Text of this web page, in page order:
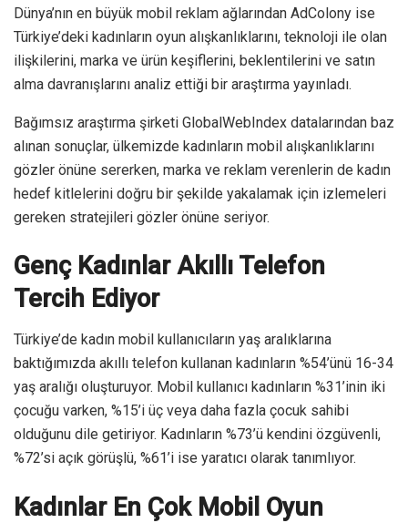
Dünya’nın en büyük mobil reklam ağlarından AdColony ise
Türkiye’deki kadınların oyun alışkanlıklarını, teknoloji ile olan
ilişkilerini, marka ve ürün keşiflerini, beklentilerini ve satın
alma davranışlarını analiz ettiği bir araştırma yayınladı.
Bağımsız araştırma şirketi GlobalWebIndex datalarından baz
alınan sonuçlar, ülkemizde kadınların mobil alışkanlıklarını
gözler önüne sererken, marka ve reklam verenlerin de kadın
hedef kitlelerini doğru bir şekilde yakalamak için izlemeleri
gereken stratejileri gözler önüne seriyor.
Genç Kadınlar Akıllı Telefon
Tercih Ediyor
Türkiye’de kadın mobil kullanıcıların yaş aralıklarına
baktığımızda akıllı telefon kullanan kadınların %54’ünü 16-34
yaş aralığı oluşturuyor. Mobil kullanıcı kadınların %31’inin iki
çocuğu varken, %15’i üç veya daha fazla çocuk sahibi
olduğunu dile getiriyor. Kadınların %73’ü kendini özgüvenli,
%72’si açık görüşlü, %61’i ise yaratıcı olarak tanımlıyor.
Kadınlar En Çok Mobil Oyun